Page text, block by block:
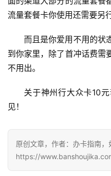
电
信
卡
指
在
线
流量套餐卡你使用还需要另
而且是你爱用不用的状
到你家里，除了首冲话费需
不用出。
关于神州行大众卡10
见！
原创文章，作者：办卡指南，
https://